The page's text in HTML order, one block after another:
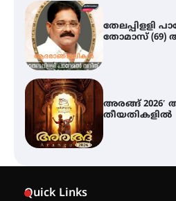
അരങ്ങ് 2026′
തീയതികളിൽ
ഇടത്തരം
സാധ്യത
മില്ലി മീറ്റർ മഴ
Quick Links